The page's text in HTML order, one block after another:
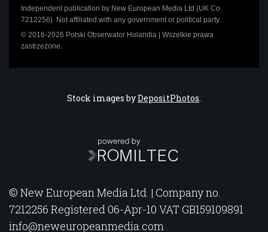
Independent publication by New European Media Ltd (UK Co.
7212256). Not affiliated with any government or political party.
© 2016-2026 Polski Obserwator Holandia | Wszelkie prawa
zastrzeżone.
Stock images byDepositPhotos.
© New European Media Ltd. | Company no.
7212256 Registered 06-Apr-10 VAT GB159109891
info@neweuropeanmedia.com